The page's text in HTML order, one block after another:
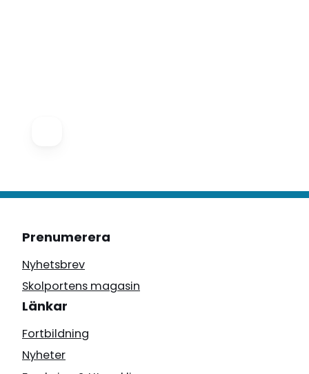
Prenumerera
Nyhetsbrev
Skolportens magasin
Länkar
Fortbildning
Nyheter